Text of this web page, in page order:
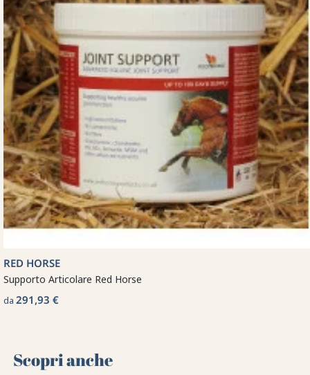
RED HORSE
Supporto Articolare Red Horse
da 291,93 €
Scopri anche 🌻